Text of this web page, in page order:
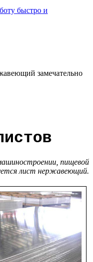
быстро и
замечательно
пищевой
лист нержавеющий.